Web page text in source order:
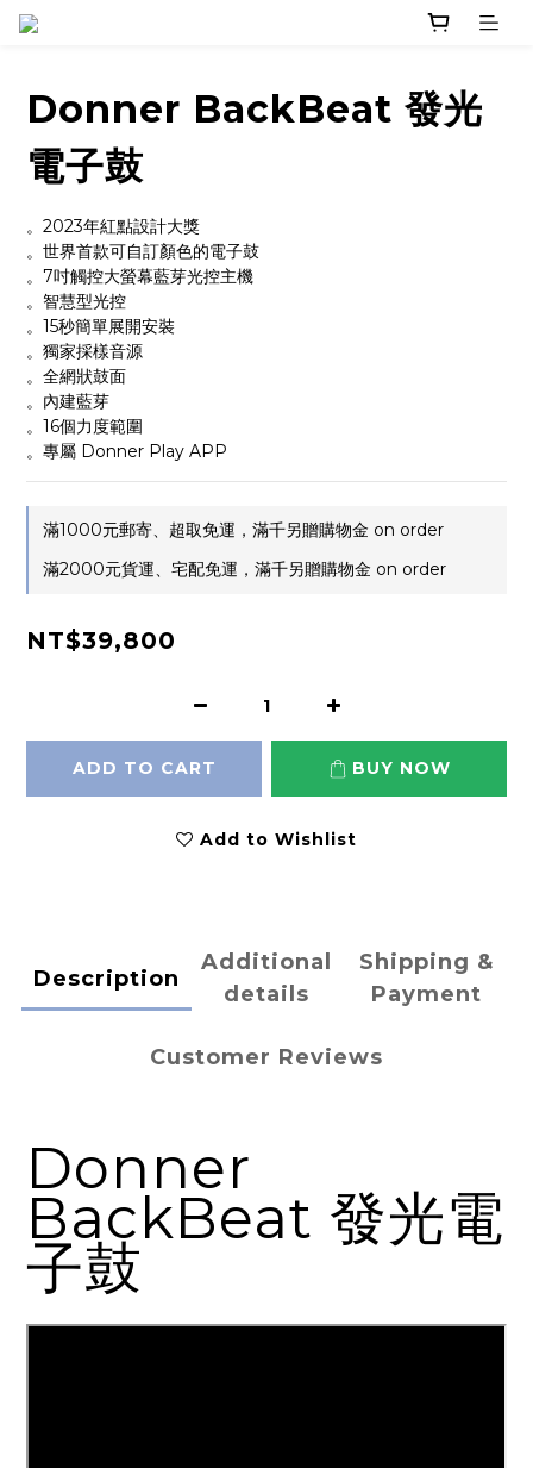
Donner BackBeat 發光
電子鼓
。2023年紅點設計大獎
。世界首款可自訂顏色的電子鼓
。7吋觸控大螢幕藍芽光控主機
。智慧型光控
。15秒簡單展開安裝
。獨家採樣音源
。全網狀鼓面
。內建藍芽
。16個力度範圍
。專屬 Donner Play APP
滿1000元郵寄、超取免運，滿千另贈購物金 on order
滿2000元貨運、宅配免運，滿千另贈購物金 on order
NT$39,800
ADD TO CART BUY NOW
Add to Wishlist
Description
Additional
details
Shipping &
Payment
Customer Reviews
Donner
BackBeat 發光電
子鼓